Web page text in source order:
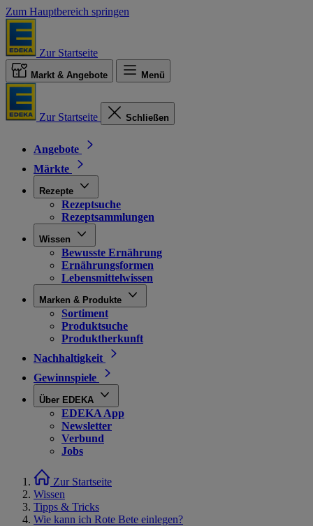
Zum Hauptbereich springen
Zur Startseite
Markt & Angebote Menü
Zur Startseite Schließen
Angebote
Märkte
Rezepte
Rezeptsuche
Rezeptsammlungen
Wissen
Bewusste Ernährung
Ernährungsformen
Lebensmittelwissen
Marken & Produkte
Sortiment
Produktsuche
Produktherkunft
Nachhaltigkeit
Gewinnspiele
Über EDEKA
EDEKA App
Newsletter
Verbund
Jobs
Zur Startseite
Wissen
Tipps & Tricks
Wie kann ich Rote Bete einlegen?